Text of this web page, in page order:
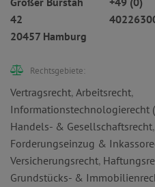
42
20457 Hamburg
Rechtsgebiete:
Vertragsrecht, Arbeitsrecht,
Informationstechnologierecht
Handels- & Gesellschaftsrecht,
Forderungseinzug &
Versicherungsrecht,
Grundstücks- &